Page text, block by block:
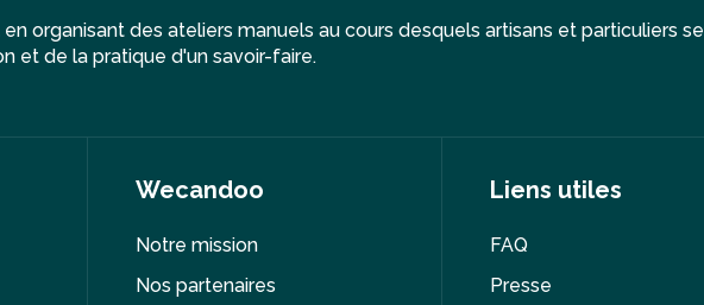
organisant des ateliers manuels au cours desquels artisans et particuliers se
et de la pratique d'un savoir-faire.
Wecandoo
Notre mission
Nos partenaires
Liens utiles
FAQ
Presse